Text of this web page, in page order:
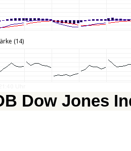
Dow Jones